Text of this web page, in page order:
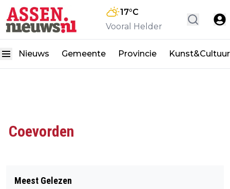
17°C
Vooral Helder
Nieuws Gemeente Provincie Kunst&Cultuur
Coevorden
Meest Gelezen